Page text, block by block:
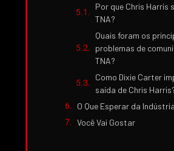
Por que Chris Harris
TNA?
Quais foram os
problemas de
TNA?
Como Dixie Carter
saída de Chris
O Que Esperar da
Você Vai Gostar